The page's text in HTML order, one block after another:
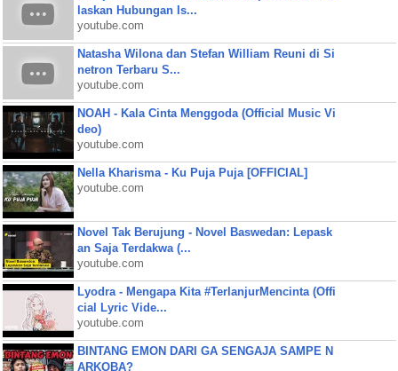
laskan Hubungan Is...
youtube.com
Natasha Wilona dan Stefan William Reuni di Si
netron Terbaru S...
youtube.com
NOAH - Kala Cinta Menggoda (Official Music Vi
deo)
youtube.com
Nella Kharisma - Ku Puja Puja [OFFICIAL]
youtube.com
Novel Tak Berujung - Novel Baswedan: Lepask
an Saja Terdakwa (...
youtube.com
Lyodra - Mengapa Kita #TerlanjurMencinta (Offi
cial Lyric Vide...
youtube.com
BINTANG EMON DARI GA SENGAJA SAMPE N
ARKOBA?